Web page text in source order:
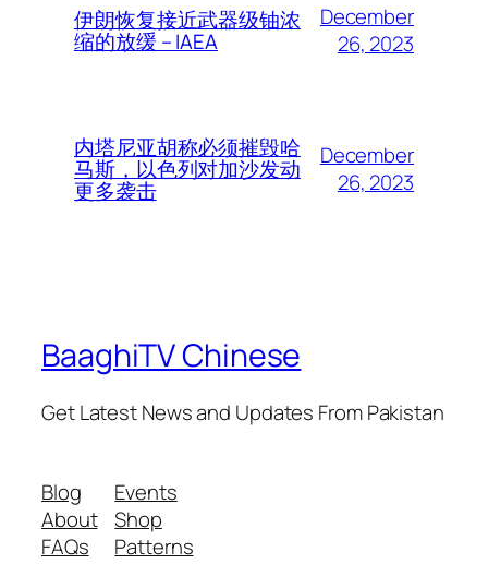
伊朗恢复接近武器级铀浓
缩的放缓 – IAEA
December
26, 2023
内塔尼亚胡称必须摧毁哈
马斯，以色列对加沙发动
更多袭击
December
26, 2023
BaaghiTV Chinese
Get Latest News and Updates From Pakistan
Blog
About
FAQs
Events
Shop
Patterns